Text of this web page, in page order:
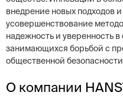
внедрение новых подходов
усовершенствование
надежность и уверенность
занимающихся борьбой с
общественной
О компании